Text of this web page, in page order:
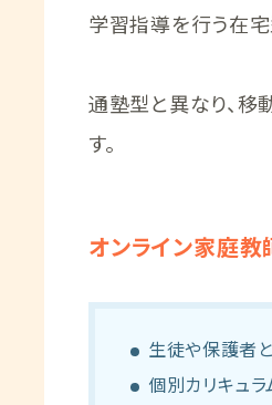
学習指導を行う在宅
通塾型と異なり、
す。
オンライン家庭
生徒や保護者
個別カリキュ